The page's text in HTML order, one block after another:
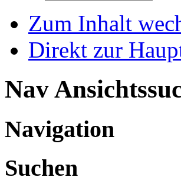
Zum Inhalt
Direkt zur
Nav
Navigation
Suchen